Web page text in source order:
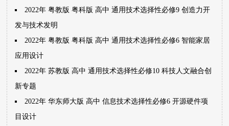
2022年 粤教版 粤科版 高中 通用技术选择性必修9 创造力开
发与技术发明
2022年 粤教版 粤科版 高中 通用技术选择性必修6 智能家居
应用设计
2022年 苏教版 高中 通用技术选择性必修10 科技人文融合创
新专题
2022年 华东师大版 高中 信息技术选择性必修6 开源硬件项
目设计